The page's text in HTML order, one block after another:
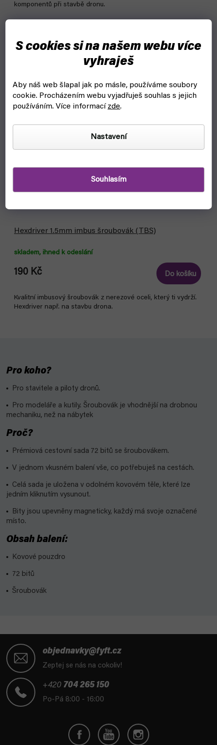
S cookies si na našem webu více
vyhraješ
Aby náš web šlapal jak po másle, používáme soubory
cookie. Procházením webu vyjadřuješ souhlas s jejich
používáním. Více informací zde.
Nastavení
Souhlasím
komponentů při stavbě dronu.
Hexdriver 1.5mm imbus šroubovák (TBS)
skladem, ihned k odeslání
190 Kč Do košíku
Kvalitní imbusový šroubovák z nerezové oceli, který ti vydrží.
Hexdriver např. na stavbu drona.
Pro koho?
Pro stavitele a piloty dronů.
Pro modeláře a kutily. Šroubovák je vhodnější na drobnou
mechaniku, než na nábytek
Proč?
Prémiová cestovní sada 72 bitů se šroubovákem.
V jednom vkusném balení vše, co potřebuješ na cestách.
Celá sada je uložena v odolném kovovém těle, které lze
jedním kliknutím vysunout.
Bity jsou upevněny magneticky, každý má svoje označené
místo.
Obsah balení:
Kovové pouzdro
72 bitů
Šroubovák
objednavky@fyft.cz
Zeptej se nás na cokoliv!
+420 704 265 150
Po-Pá 8:00 - 16:00